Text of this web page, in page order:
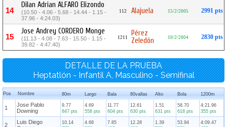
14
Dilan Adrian ALFARO Elizondo
(10.50 - 4.06 - 5.68 - 14.44 - 1.15 -
37.96 - 4:24.03)
112 Alajuela 15/2/2005 2991 pts
15
Jose Andrey CORDERO Monge
(11.13 - 4.08 - 7.63 - 15.50 - 1.15 -
39.82 - 4:47.40)
1211
Pérez
Zeledón
10/2/2004 2830 pts
DETALLE DE LA PRUEBA
Heptatlón - Infantil A, Masculino - Semifinal
Pos Nombre 80m Largo Bala 80vallas Alto Bola 1200m
1
Jose Pablo
Downing
9.77
847 pts
4.69
558 pts
11.77
604 pts
12.61
630 pts
1.51
631 pts
58.70
618 pts
4:21.96
355 pts
2
Luis Diego
10.14
4.68
7.85
12.28
1.39
53.94
4:09.47